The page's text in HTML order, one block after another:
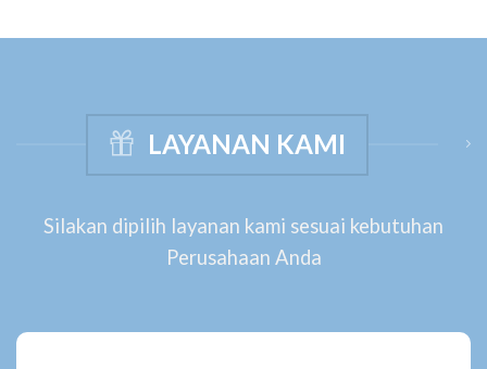
LAYANAN KAMI
Silakan dipilih layanan kami sesuai kebutuhan
Perusahaan Anda